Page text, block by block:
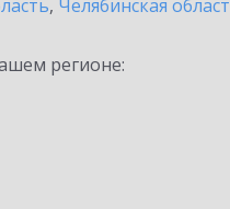
, Челябинская
регионе: